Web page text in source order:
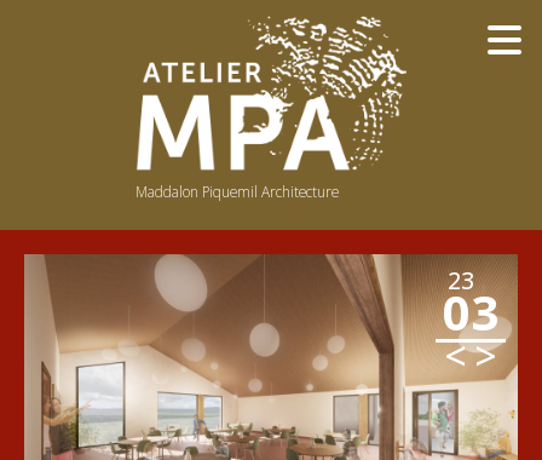
Maddalon Piquemil Architecture
NOTRE PHILOSOPHIE
NOTRE ÉQUIPE
BOIS
LUMIÈRE
COULEURS
PUBLICATIONS / PRIX
PUBLIC
RÉ-EMPLOI
23
03
<>